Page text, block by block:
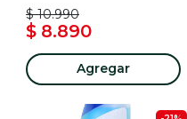
$ 10.990
$ 8.890
Agregar